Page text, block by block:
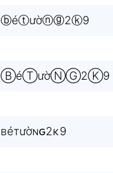
ⓑéⓣườⓝⓖ2ⓚ9
ⒷéⓉườⓃⒼ2Ⓚ9
ʙéтườɴԍ2κ9